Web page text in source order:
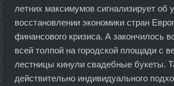
летних максимумов сигнализирует об
восстановлении экономики стран
финансового кризиса. А закончилось
всей толпой на городской площади с
лестницы кинули свадебные букеты.
действительно индивидуального